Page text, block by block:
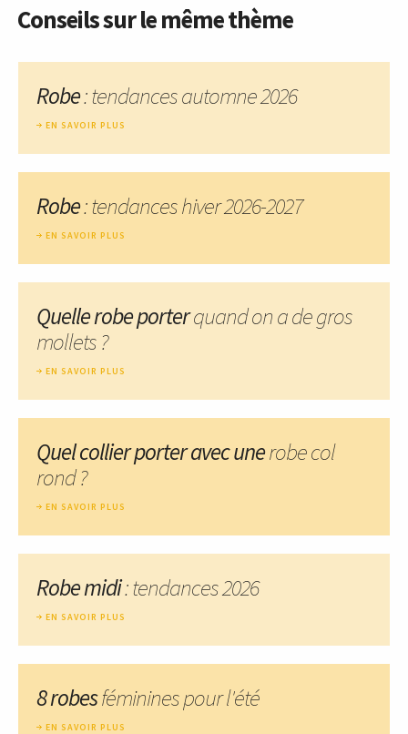
Conseils sur le même thème
Robe: tendances automne 2026
EN SAVOIR PLUS
Robe: tendances hiver 2026-2027
EN SAVOIR PLUS
Quelle robe porterquand on a de gros
mollets ?
EN SAVOIR PLUS
Quel collier porter avec unerobe col
rond ?
EN SAVOIR PLUS
Robe midi: tendances 2026
EN SAVOIR PLUS
8 robesféminines pour l'été
EN SAVOIR PLUS